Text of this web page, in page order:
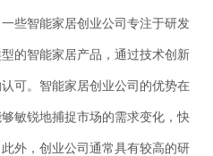
些智能家居创业公司专注于研发
的智能家居产品，通过技术创新
可。智能家居创业公司的优势在
敏锐地捕捉市场的需求变化，快
外，创业公司通常具有较高的研